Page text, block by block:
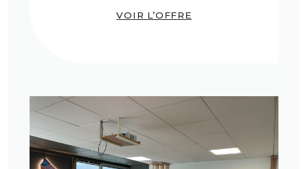
VOIR L’OFFRE